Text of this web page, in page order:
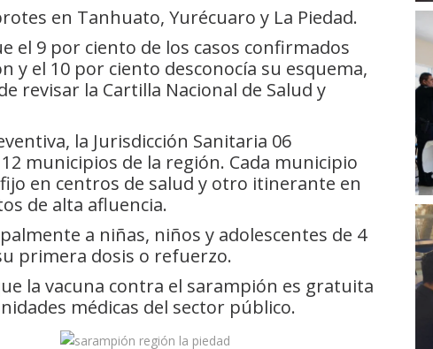
en Tanhuato, Yurécuaro y La Piedad.
el 9 por ciento de los casos confirmados
y el 10 por ciento desconocía su esquema,
revisar la Cartilla Nacional de Salud y
la Jurisdicción Sanitaria 06
municipios de la región. Cada municipio
en centros de salud y otro itinerante en
de alta afluencia.
a niñas, niños y adolescentes de 4
primera dosis o refuerzo.
la vacuna contra el sarampión es gratuita
médicas del sector público.